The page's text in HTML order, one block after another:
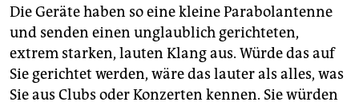
Die Geräte haben so eine kleine Parabolantenne
und senden einen unglaublich gerichteten,
extrem starken, lauten Klang aus. Würde das auf
Sie gerichtet werden, wäre das lauter als alles, was
Sie aus Clubs oder Konzerten kennen. Sie würden